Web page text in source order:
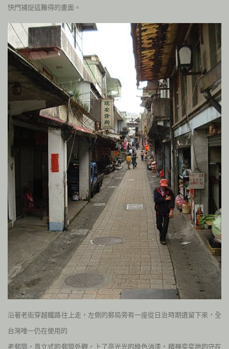
快門捕捉這難得的畫面。
沿著老街穿越鐵路往上走，左側的郵局旁有一座從日治時期遺留下來，全
台灣唯一仍在使用的
老郵筒，直立式的郵筒外觀，上了亮光光的綠色油漆，精神奕奕地的守在